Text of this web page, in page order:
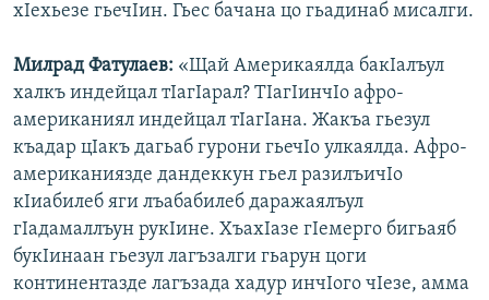
хIехьезе гьечIин. Гьес бачана цо гьадинаб мисалги.
Милрад Фатулаев: «Щай Америкаялда бакIалъул
халкъ индейцал тIагIарал? ТIагIинчIо афро-
американиял индейцал тIагIана. Жакъа гьезул
къадар цIакъ дагьаб гурони гьечIо улкаялда. Афро-
американиязде дандеккун гьел разилъичIо
кIиабилеб яги лъабабилеб даражаялъул
гIадамаллъун рукIине. ХъахIазе гIемерго бигьаяб
букIинаан гьезул лагъзалги гьарун цоги
континентазде лагъзада хадур инчIого чIезе, амма